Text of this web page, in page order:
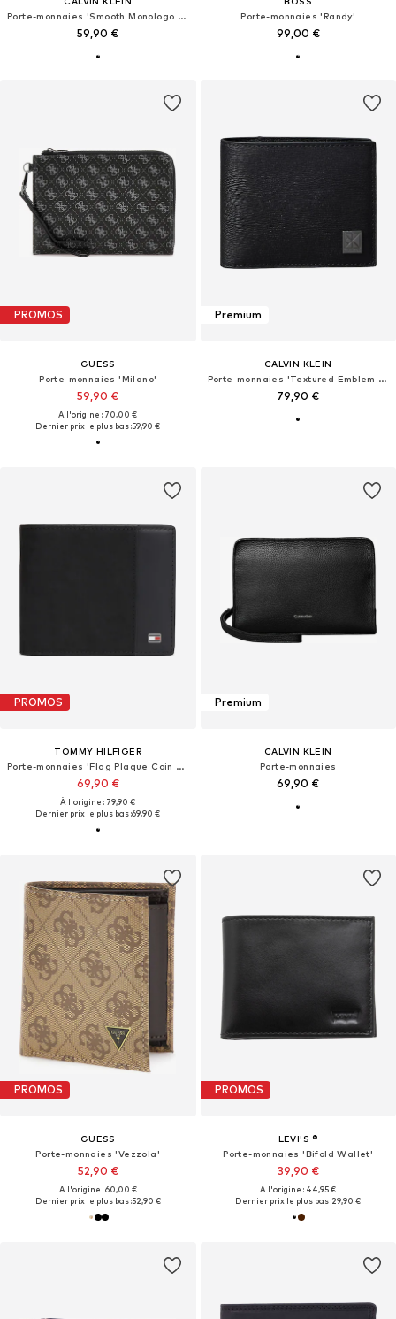
Porte-monnaies 'Smooth Monologo Coin Pocket'
59,90 €
Porte-monnaies 'Randy'
99,00 €
PROMOS
GUESS
Porte-monnaies 'Milano'
59,90 €
À l'origine : 70,00 €
Dernier prix le plus bas :59,90 €
Premium
CALVIN KLEIN
Porte-monnaies 'Textured Emblem Coin Pocket'
79,90 €
PROMOS
TOMMY HILFIGER
Porte-monnaies 'Flag Plaque Coin And Card'
69,90 €
À l'origine : 79,90 €
Dernier prix le plus bas :69,90 €
Premium
CALVIN KLEIN
Porte-monnaies
69,90 €
PROMOS
GUESS
Porte-monnaies 'Vezzola'
52,90 €
À l'origine : 60,00 €
Dernier prix le plus bas :52,90 €
PROMOS
LEVI'S ®
Porte-monnaies 'Bifold Wallet'
39,90 €
À l'origine : 44,95 €
Dernier prix le plus bas :29,90 €